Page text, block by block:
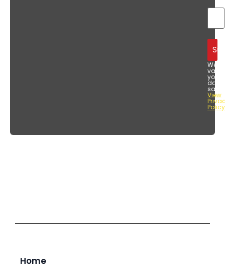
We
value
your
data
View
Policy
Home